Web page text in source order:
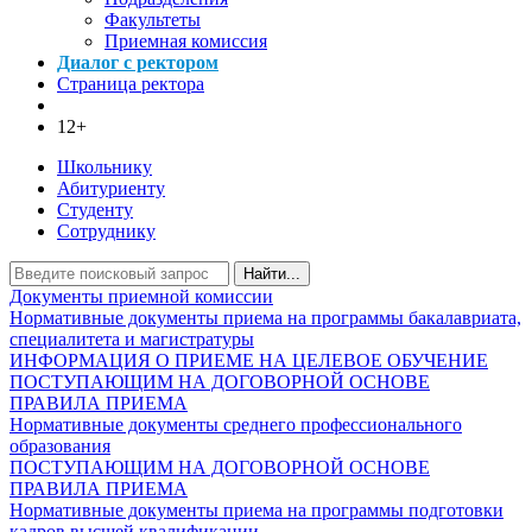
Факультеты
Приемная комиссия
Диалог с ректором
Страница ректора
12+
Школьнику
Абитуриенту
Студенту
Сотруднику
Найти...
Документы приемной комиссии
Нормативные документы приема на программы бакалавриата,
специалитета и магистратуры
ИНФОРМАЦИЯ О ПРИЕМЕ НА ЦЕЛЕВОЕ ОБУЧЕНИЕ
ПОСТУПАЮЩИМ НА ДОГОВОРНОЙ ОСНОВЕ
ПРАВИЛА ПРИЕМА
Нормативные документы среднего профессионального
образования
ПОСТУПАЮЩИМ НА ДОГОВОРНОЙ ОСНОВЕ
ПРАВИЛА ПРИЕМА
Нормативные документы приема на программы подготовки